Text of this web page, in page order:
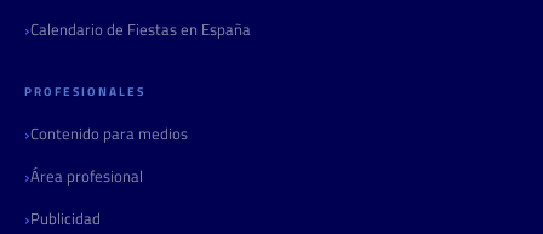
Calendario de Fiestas en España
PROFESIONALES
Contenido para medios
Área profesional
Publicidad